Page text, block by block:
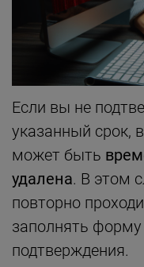
Если вы не
указанный срок,
может быть
удалена. В этом
повторно
заполнять
подтверждения.